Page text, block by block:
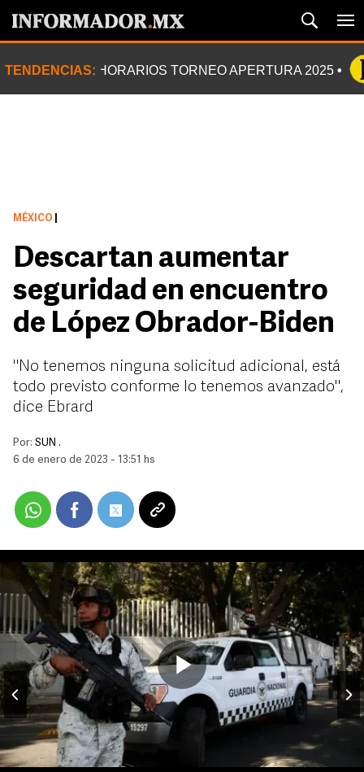
TENDENCIAS: HORARIOS TORNEO APERTURA 2025
MÉXICO
Descartan aumentar
seguridad en encuentro
de López Obrador-Biden
"No tenemos ninguna solicitud adicional, está
todo previsto conforme lo tenemos avanzado",
dice Ebrard
Por: SUN .
6 de enero de 2023 - 13:51 hs
Play
Video